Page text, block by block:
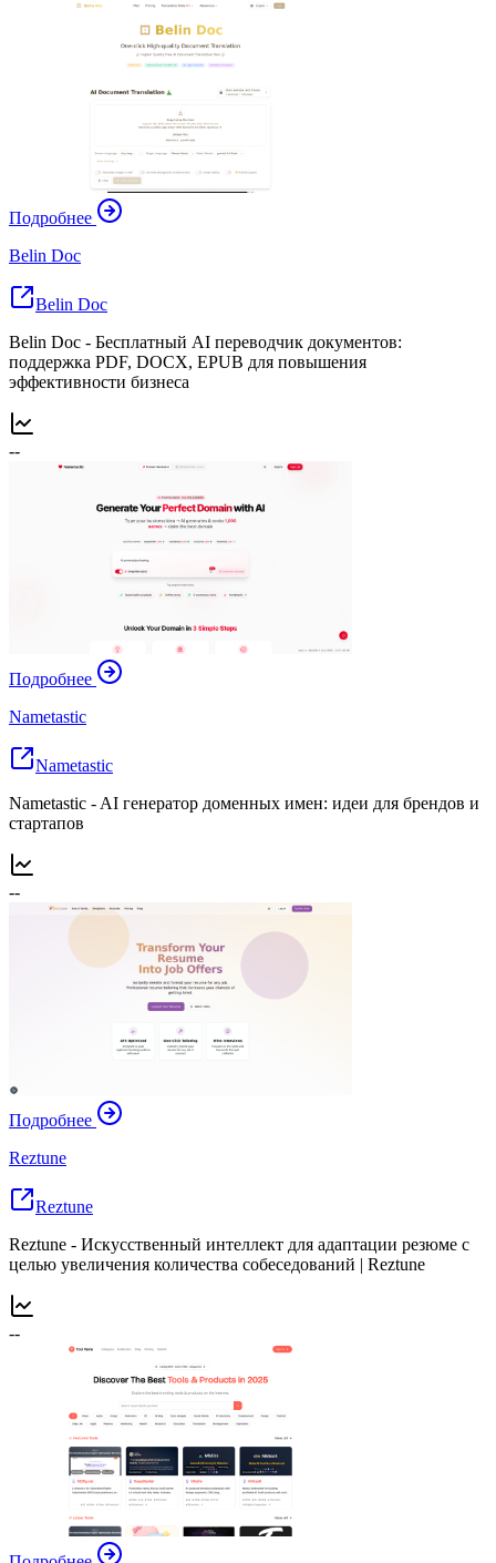
Подробнее
Belin Doc
Belin Doc
Belin Doc - Бесплатный AI переводчик документов:
поддержка PDF, DOCX, EPUB для повышения
эффективности бизнеса
--
Подробнее
Nametastic
Nametastic
Nametastic - AI генератор доменных имен: идеи для брендов и
стартапов
--
Подробнее
Reztune
Reztune
Reztune - Искусственный интеллект для адаптации резюме с
целью увеличения количества собеседований | Reztune
--